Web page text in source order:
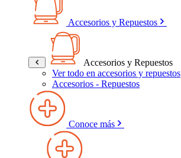
Accesorios y Repuestos
Accesorios y Repuestos
Ver todo en accesorios y repuestos
Accesorios - Repuestos
Conoce más